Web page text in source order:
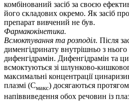
комбінований засіб за своєю
його складових окремо. Як засіб
препарат вивчений не був.
Фармакокінетика.
Всмоктування та розподіл. Після
дименгідринату внутрішньо з
дифенгідрамін. Дифенгідрамін та
всмоктуються зі шлунково-
максимальні концентрації
плазмі (Cмакс) досягаються
напіввиведення обох речовин із